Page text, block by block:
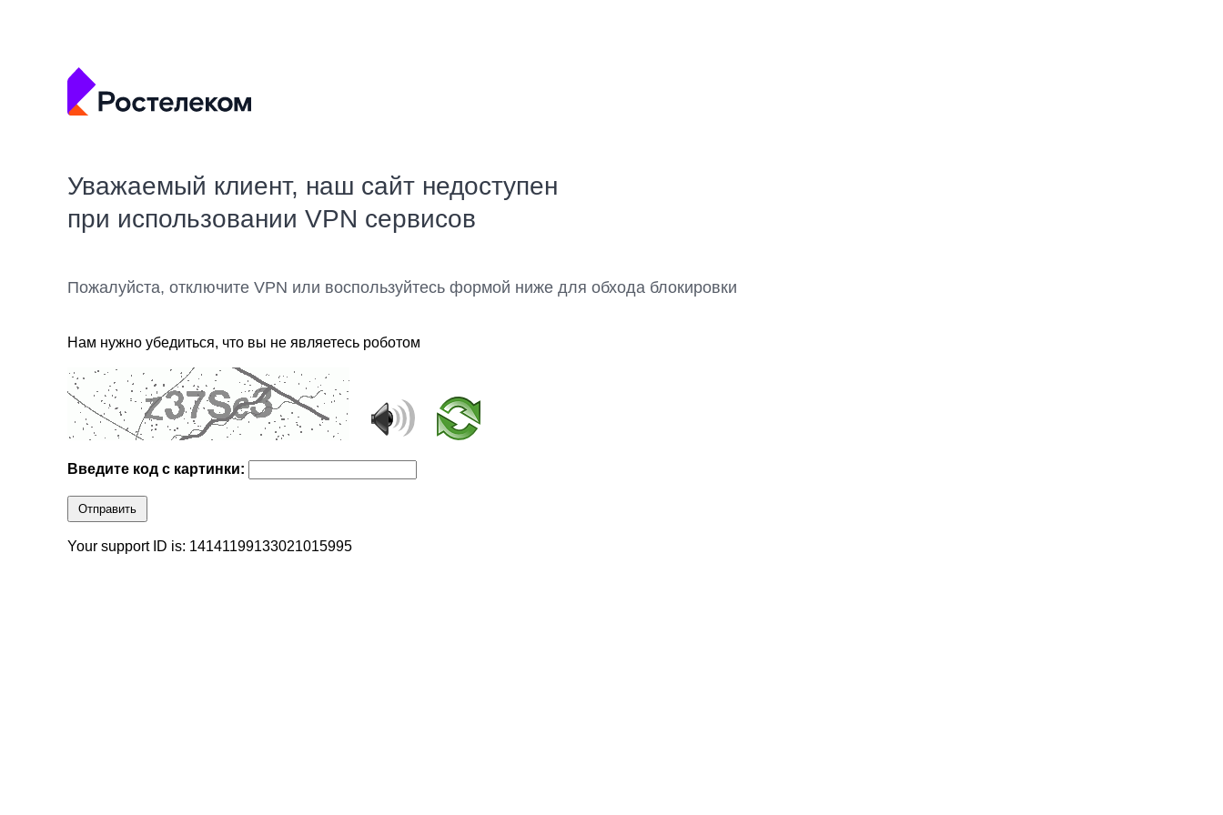
Уважаемый клиент, наш сайт недоступен
при использовании VPN сервисов
Пожалуйста, отключите VPN или воспользуйтесь формой ниже для обхода блокировки
Нам нужно убедиться, что вы не являетесь роботом
Введите код с картинки:
Отправить
Your support ID is: 14141199133021015995